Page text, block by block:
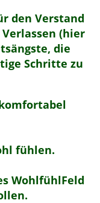
den Verstand
(hier
die
Schritte zu
fühlen.
WohlfühlFeld